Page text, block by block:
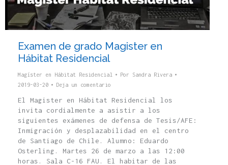
Examen de grado Magister en
Hábitat Residencial
Magíster en Hábitat Residencial Por Sandra Rivera
2019-03-20
Deja un comentario
El Magister en Hábitat Residencial los
invita cordialmente a asistir a los
siguientes exámenes de defensa de Tesis/AFE:
Inmigración y desplazabilidad en el centro
de Santiago de Chile. Alumno: Eduardo
Osterling. Martes 26 de marzo a las 12:00
horas. Sala C-16 FAU. El habitar de las